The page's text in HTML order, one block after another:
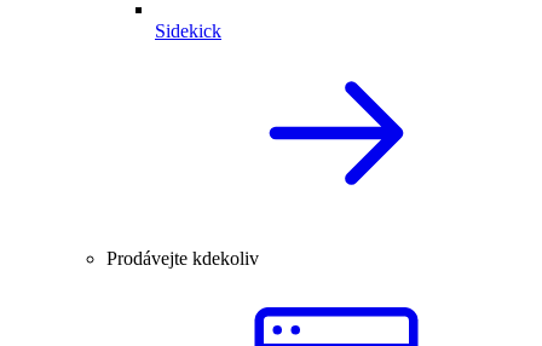
Sidekick
Prodávejte kdekoliv